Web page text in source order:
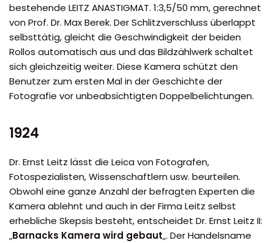
bestehende LEITZ ANASTIGMAT. 1:3,5/50 mm, gerechnet
von Prof. Dr. Max Berek. Der Schlitzverschluss überlappt
selbsttätig, gleicht die Geschwindigkeit der beiden
Rollos automatisch aus und das Bildzählwerk schaltet
sich gleichzeitig weiter. Diese Kamera schützt den
Benutzer zum ersten Mal in der Geschichte der
Fotografie vor unbeabsichtigten Doppelbelichtungen.
1924
Dr. Ernst Leitz lässt die Leica von Fotografen,
Fotospezialisten, Wissenschaftlern usw. beurteilen.
Obwohl eine ganze Anzahl der befragten Experten die
Kamera ablehnt und auch in der Firma Leitz selbst
erhebliche Skepsis besteht, entscheidet Dr. Ernst Leitz II:
„Barnacks Kamera wird gebaut„. Der Handelsname